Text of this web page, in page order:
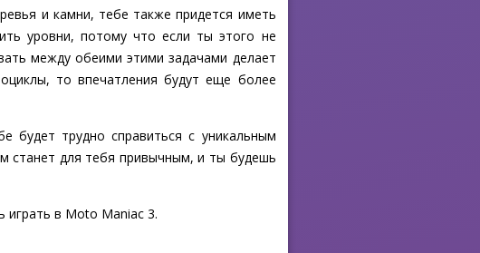
и камни, тебе также придется иметь
уровни, потому что если ты этого не
между обеими этими задачами делает
то впечатления будут еще более
будет трудно справиться с уникальным
станет для тебя привычным, и ты будешь
играть в Moto Maniac 3.